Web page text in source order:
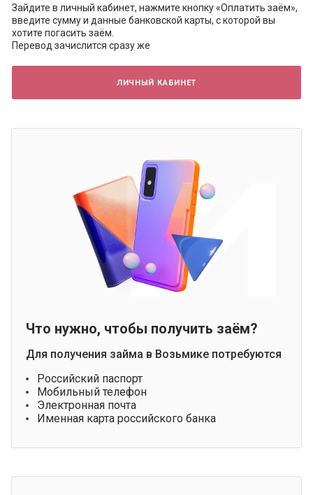
Зайдите в личный кабинет, нажмите кнопку «Оплатить заём»,
введите сумму и данные банковской карты, с которой вы
хотите погасить заём.
Перевод зачислится сразу же
личный кабинет
Что нужно, чтобы получить заём?
Для получения займа в Возьмике потребуются
Российский паспорт
Мобильный телефон
Электронная почта
Именная карта российского банка